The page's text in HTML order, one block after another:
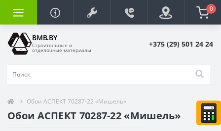
0
BMB.BY
Строительные и
отделочные материалы
+375 (29) 501 24 24
Обои АСПЕКТ 70287-22 «Мишель»
Обои АСПЕКТ 70287-22 «Мишель»